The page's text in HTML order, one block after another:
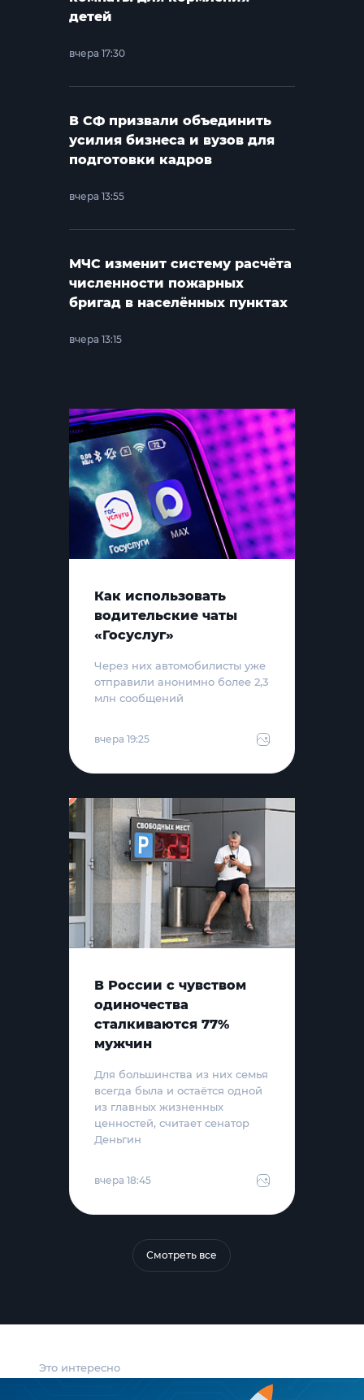
Это интересно
детей
вчера 17:30
В СФ призвали объединить
усилия бизнеса и вузов для
подготовки кадров
вчера 13:55
МЧС изменит систему расчёта
численности пожарных
бригад в населённых пунктах
вчера 13:15
Как использовать
водительские чаты
«Госуслуг»
Через них автомобилисты уже
отправили анонимно более 2,3
млн сообщений
вчера 19:25
В России с чувством
одиночества
сталкиваются 77%
мужчин
Для большинства из них семья
всегда была и остаётся одной
из главных жизненных
ценностей, считает сенатор
Деньгин
вчера 18:45
Смотреть все